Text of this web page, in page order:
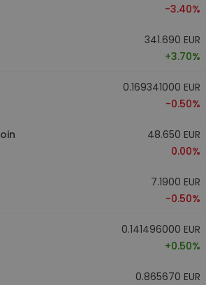
-3.40%
341.690 EUR
+3.70%
0.169341000 EUR
-0.50%
48.650 EUR
0.00%
7.1900 EUR
-0.50%
0.141496000 EUR
+0.50%
0.865670 EUR